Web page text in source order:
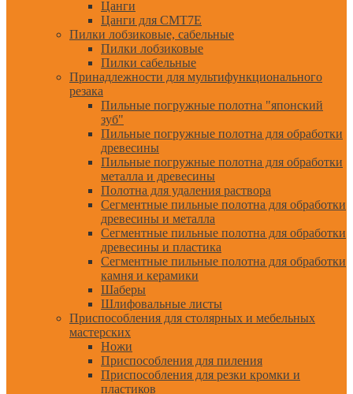
Цанги
Цанги для CMT7E
Пилки лобзиковые, сабельные
Пилки лобзиковые
Пилки сабельные
Принадлежности для мультифункционального
резака
Пильные погружные полотна "японский
зуб"
Пильные погружные полотна для обработки
древесины
Пильные погружные полотна для обработки
металла и древесины
Полотна для удаления раствора
Сегментные пильные полотна для обработки
древесины и металла
Сегментные пильные полотна для обработки
древесины и пластика
Сегментные пильные полотна для обработки
камня и керамики
Шаберы
Шлифовальные листы
Приспособления для столярных и мебельных
мастерских
Ножи
Приспособления для пиления
Приспособления для резки кромки и
пластиков